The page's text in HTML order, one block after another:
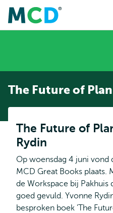
The Future of
The Future of
Rydin
Op woensdag 4 juni vond
MCD Great Books plaats.
de Workspace bij
goed gevuld. Yvonne
besproken boek 'The